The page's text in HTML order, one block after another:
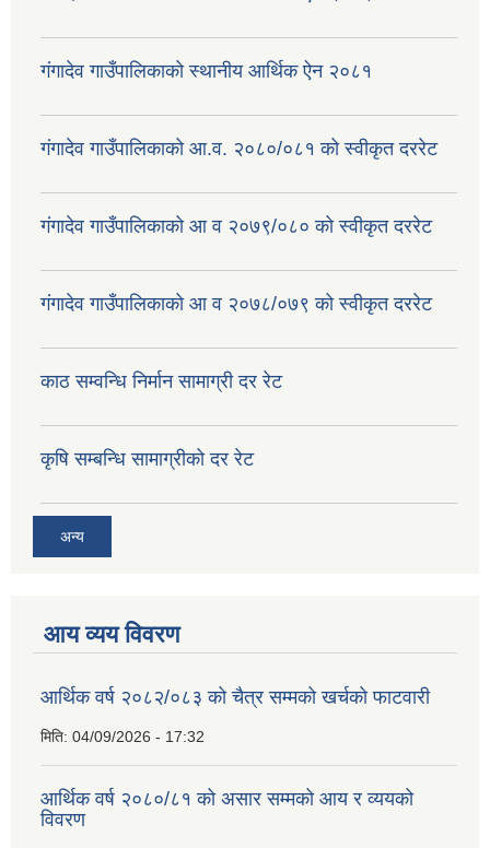
गंगादेव गाउँपालिकाको स्थानीय आर्थिक ऐन २०८१
गंगादेव गाउँपालिकाको आ.व. २०८०/०८१ को स्वीकृत दररेट
गंगादेव गाउँपालिकाको आ व २०७९/०८० को स्वीकृत दररेट
गंगादेव गाउँपालिकाको आ व २०७८/०७९ को स्वीकृत दररेट
काठ सम्वन्धि निर्मान सामाग्री दर रेट
कृषि सम्बन्धि सामाग्रीको दर रेट
अन्य
आय व्यय विवरण
आर्थिक वर्ष २०८२/०८३ को चैत्र सम्मको खर्चको फाटवारी
मिति: 04/09/2026 - 17:32
आर्थिक वर्ष २०८०/८१ को असार सम्मको आय र व्ययको
विवरण